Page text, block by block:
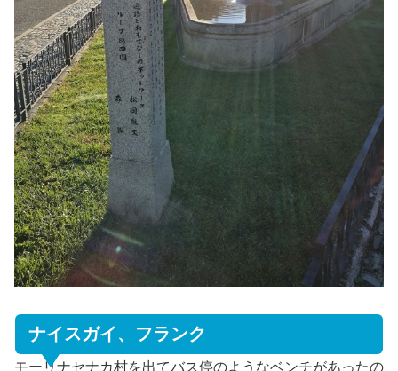
ナイスガイ、フランク
モーリナセナカ村を出てバス停のようなベンチがあったの